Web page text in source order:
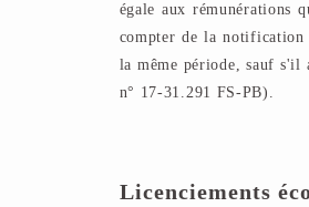
égale aux rémunérations
compter de la notification
la même période, sauf s'il
n° 17-31.291 FS-PB).
Licenciements